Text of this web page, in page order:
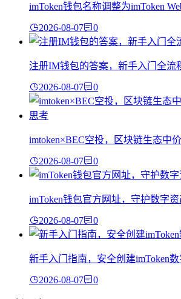
imToken钱包名称调整为imToken
2026-08-07 0
注册IM钱包的答案，新手入门全流
2026-08-07 0
imtoken×BEC空投，区块链生态中
2026-08-07 0
imToken钱包官方网址，守护数字
2026-08-07 0
新手入门指南，安全创建imToken
2026-08-07 0